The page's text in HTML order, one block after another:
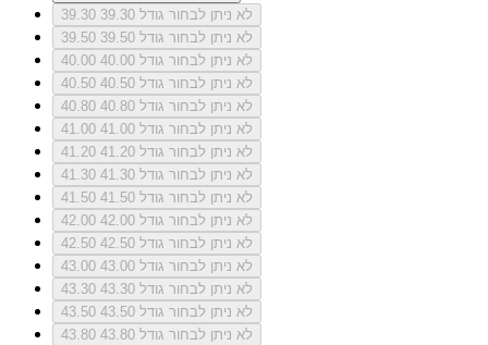
39.30
לא ניתן לבחור גודל 39.30
39.50
לא ניתן לבחור גודל 39.50
40.00
לא ניתן לבחור גודל 40.00
40.50
לא ניתן לבחור גודל 40.50
40.80
לא ניתן לבחור גודל 40.80
41.00
לא ניתן לבחור גודל 41.00
41.20
לא ניתן לבחור גודל 41.20
41.30
לא ניתן לבחור גודל 41.30
41.50
לא ניתן לבחור גודל 41.50
42.00
לא ניתן לבחור גודל 42.00
42.50
לא ניתן לבחור גודל 42.50
43.00
לא ניתן לבחור גודל 43.00
43.30
לא ניתן לבחור גודל 43.30
43.50
לא ניתן לבחור גודל 43.50
43.80
לא ניתן לבחור גודל 43.80